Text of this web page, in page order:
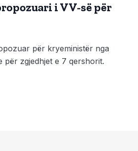
i VV-së për
për kryeministër nga
për zgjedhjet e 7 qershorit.